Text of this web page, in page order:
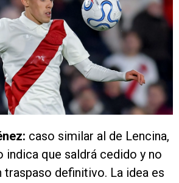
caso similar al de Lencina,
indica que saldrá cedido y no
traspaso definitivo. La idea es